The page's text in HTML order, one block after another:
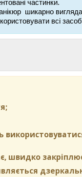
частинки.
шикарно
всі
швидко